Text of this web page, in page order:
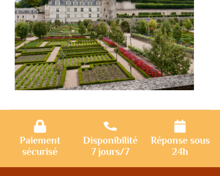
Paiement
sécurisé
Disponibilité
7 jours/7
Réponse sous
24h